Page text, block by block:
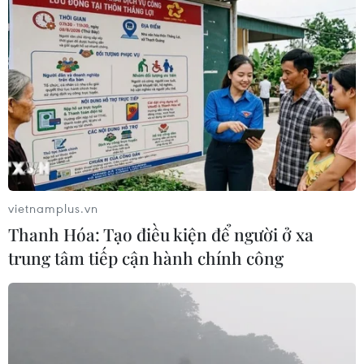
CHUYỆN TUẦN QUA: Cảnh
báo nạn "giang hồ mạng” kéo những
hệ lụy ảo tràn ra đời thực
08/08/2026 04:00
Quảng Trị triệt phá đường dây vận
08/08/2026 01:59
Cần Thơ: Khởi tố 19 bị can trong vụ
dàn cảnh cướp giật tại Tân Huê Viên
vietnamplus.vn
Thanh Hóa: Tạo điều kiện để người ở xa
trung tâm tiếp cận hành chính công